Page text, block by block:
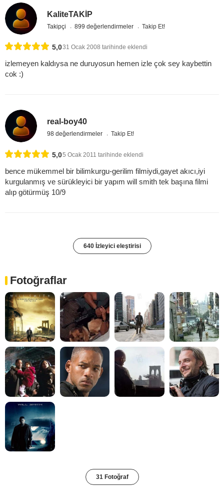
KaliteTAKİP
Takipçi 899 değerlendirmeler Takip Et!
5,031 Ocak 2008 tarihinde eklendi
izlemeyen kaldıysa ne duruyosun hemen izle çok sey kaybettin
cok :)
real-boy40
98 değerlendirmeler Takip Et!
5,05 Ocak 2011 tarihinde eklendi
bence mükemmel bir bilimkurgu-gerilim filmiydi,gayet akıcı,iyi
kurgulanmış ve sürükleyici bir yapım will smith tek başına filmi
alıp götürmüş 10/9
640 İzleyici eleştirisi
Fotoğraflar
31 Fotoğraf